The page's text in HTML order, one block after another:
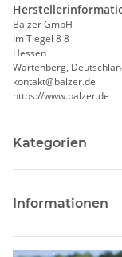
Balzer GmbH
Im Tiegel 8 8
Hessen
Wartenberg,
kontakt@balzer.de
https://www.balzer.de
Kategorien
Informationen